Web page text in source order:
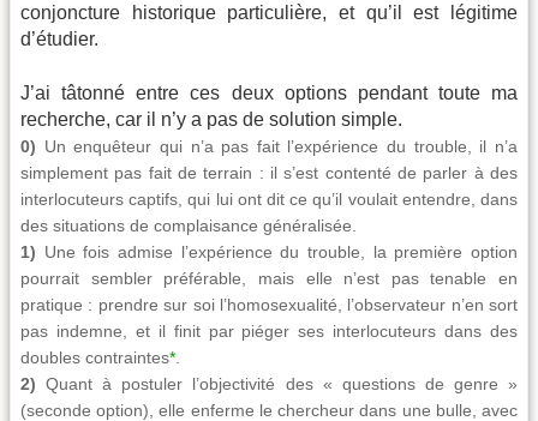
conjoncture historique particulière, et qu’il est légitime
d’étudier.
J’ai tâtonné entre ces deux options pendant toute ma
recherche, car il n’y a pas de solution simple.
0) Un enquêteur qui n’a pas fait l’expérience du trouble, il n’a
simplement pas fait de terrain : il s’est contenté de parler à des
interlocuteurs captifs, qui lui ont dit ce qu’il voulait entendre, dans
des situations de complaisance généralisée.
1) Une fois admise l’expérience du trouble, la première option
pourrait sembler préférable, mais elle n’est pas tenable en
pratique : prendre sur soi l’homosexualité, l’observateur n’en sort
pas indemne, et il finit par piéger ses interlocuteurs dans des
doubles contraintes*
2) Quant à postuler l’objectivité des « questions de genre »
(seconde option), elle enferme le chercheur dans une bulle, avec